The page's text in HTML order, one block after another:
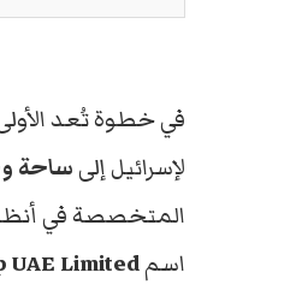
في خطوة تُعد
لإسرائيل إلىساحة
المتخصصة في
اسمUAE Limited